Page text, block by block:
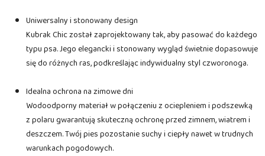
Uniwersalny i stonowany design
Kubrak Chic został zaprojektowany tak, aby pasować do każdego
typu psa. Jego elegancki i stonowany wygląd świetnie dopasowuje
się do różnych ras, podkreślając indywidualny styl czworonoga.
Idealna ochrona na zimowe dni
Wodoodporny materiał w połączeniu z ociepleniem i podszewką
z polaru gwarantują skuteczną ochronę przed zimnem, wiatrem i
deszczem. Twój pies pozostanie suchy i ciepły nawet w trudnych
warunkach pogodowych.